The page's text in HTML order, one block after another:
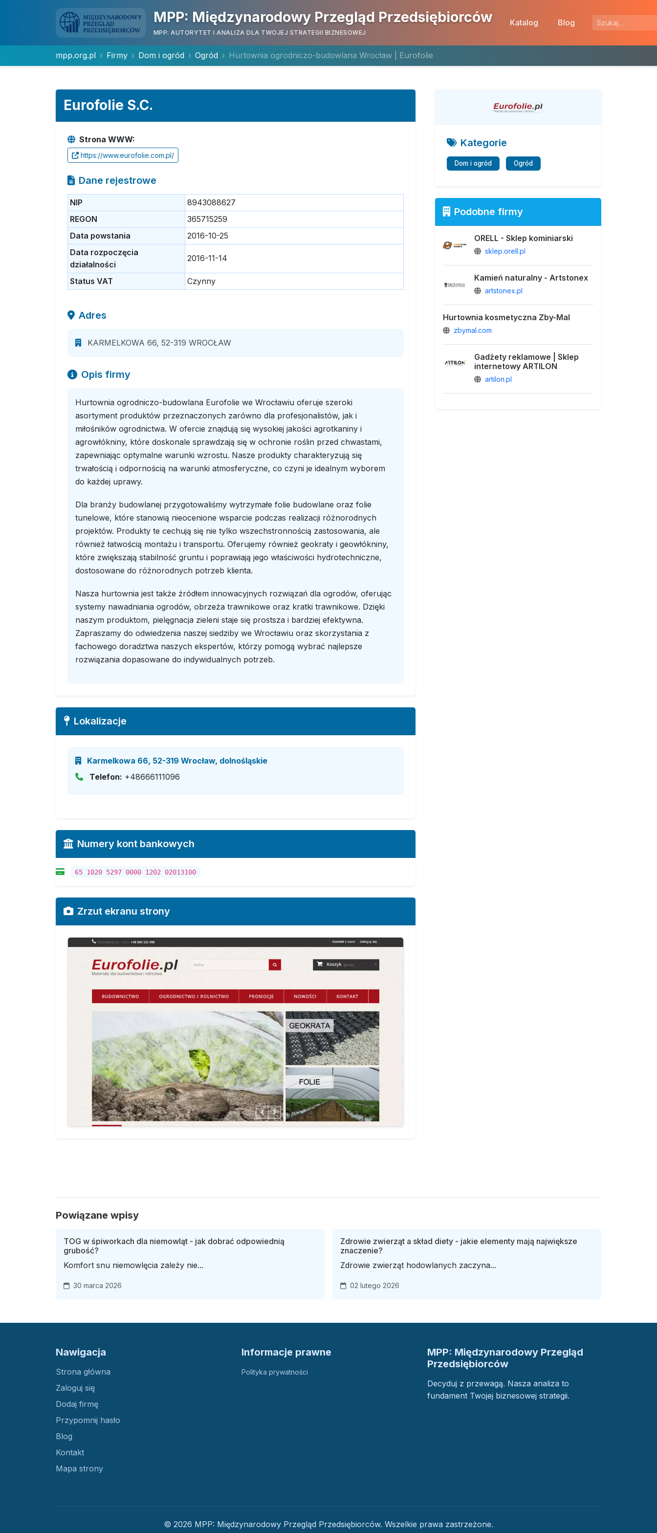
MPP: Międzynarodowy Przegląd Przedsiębiorców
MPP: AUTORYTET I ANALIZA DLA TWOJEJ STRATEGII BIZNESOWEJ
Katalog Blog
mpp.org.pl Firmy Dom i ogród Ogród Hurtownia ogrodniczo-budowlana Wrocław | Eurofolie
Eurofolie S.C.
Strona WWW:
https://www.eurofolie.com.pl/
Dane rejestrowe
NIP
8943088627
REGON
365715259
Data powstania
2016-10-25
Data rozpoczęcia
działalności
2016-11-14
Status VAT Czynny
Adres
KARMELKOWA 66, 52-319 WROCŁAW
Opis firmy
Hurtownia ogrodniczo-budowlana Eurofolie we Wrocławiu oferuje szeroki
asortyment produktów przeznaczonych zarówno dla profesjonalistów, jak i
miłośników ogrodnictwa. W ofercie znajdują się wysokiej jakości agrotkaniny i
agrowłókniny, które doskonale sprawdzają się w ochronie roślin przed chwastami,
zapewniając optymalne warunki wzrostu. Nasze produkty charakteryzują się
trwałością i odpornością na warunki atmosferyczne, co czyni je idealnym wyborem
do każdej uprawy.
Dla branży budowlanej przygotowaliśmy wytrzymałe folie budowlane oraz folie
tunelowe, które stanowią nieocenione wsparcie podczas realizacji różnorodnych
projektów. Produkty te cechują się nie tylko wszechstronnością zastosowania, ale
również łatwością montażu i transportu. Oferujemy również geokraty i geowłókniny,
które zwiększają stabilność gruntu i poprawiają jego właściwości hydrotechniczne,
dostosowane do różnorodnych potrzeb klienta.
Nasza hurtownia jest także źródłem innowacyjnych rozwiązań dla ogrodów, oferując
systemy nawadniania ogrodów, obrzeża trawnikowe oraz kratki trawnikowe. Dzięki
naszym produktom, pielęgnacja zieleni staje się prostsza i bardziej efektywna.
Zapraszamy do odwiedzenia naszej siedziby we Wrocławiu oraz skorzystania z
fachowego doradztwa naszych ekspertów, którzy pomogą wybrać najlepsze
rozwiązania dopasowane do indywidualnych potrzeb.
Lokalizacje
Karmelkowa 66, 52-319 Wrocław, dolnośląskie
Telefon: +48666111096
Numery kont bankowych
65 1020 5297 0000 1202 02013100
Zrzut ekranu strony
Kategorie
Dom i ogród Ogród
Podobne firmy
ORELL - Sklep kominiarski
sklep.orell.pl
Kamień naturalny - Artstonex
artstonex.pl
Hurtownia kosmetyczna Zby-Mal
zbymal.com
Gadżety reklamowe | Sklep
internetowy ARTILON
artilon.pl
Powiązane wpisy
TOG w śpiworkach dla niemowląt - jak dobrać odpowiednią
grubość?
Komfort snu niemowlęcia zależy nie...
30 marca 2026
Zdrowie zwierząt a skład diety - jakie elementy mają największe
znaczenie?
Zdrowie zwierząt hodowlanych zaczyna...
02 lutego 2026
Nawigacja
Strona główna
Zaloguj się
Dodaj firmę
Przypomnij hasło
Blog
Kontakt
Mapa strony
Informacje prawne
Polityka prywatności
MPP: Międzynarodowy Przegląd
Przedsiębiorców
Decyduj z przewagą. Nasza analiza to
fundament Twojej biznesowej strategii.
© 2026 MPP: Międzynarodowy Przegląd Przedsiębiorców. Wszelkie prawa zastrzeżone.